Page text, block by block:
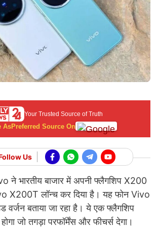
Your Trusted Source of Truth
AsPreferred Source On
Us
ने भारतीय बाजार में अपनी फ्लैगशिप X200
X200T लॉन्च कर दिया है। यह फोन Vivo
बताया जा रहा है। ये एक फ्लैगशिप
जो तगड़ा परफॉर्मेंस और फीचर्स देगा।